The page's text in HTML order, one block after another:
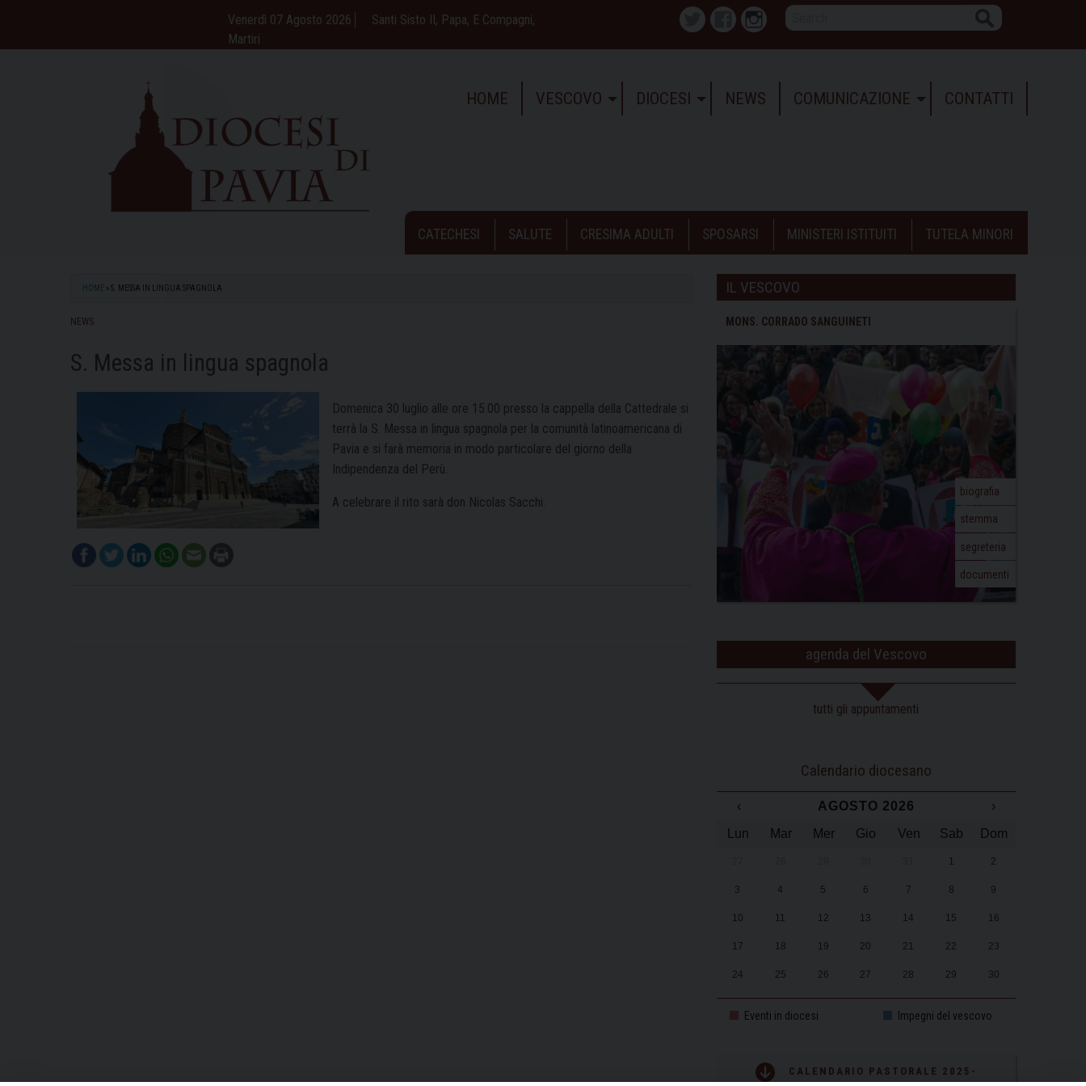
content
Venerdì 07 Agosto 2026
Santi Sisto II, Papa, E Compagni,
Martiri
Twitter FacebookInstagram
HOME VESCOVO DIOCESI NEWS COMUNICAZIONE CONTATTI
CATECHESI SALUTE CRESIMA ADULTI SPOSARSI MINISTERI ISTITUITI TUTELA MINORI
HOME » S. MESSA IN LINGUA SPAGNOLA
NEWS
S. Messa in lingua spagnola
Domenica 30 luglio alle ore 15.00 presso la cappella della Cattedrale si
terrà la S. Messa in lingua spagnola per la comunità latinoamericana di
Pavia e si farà memoria in modo particolare del giorno della
Indipendenza del Perù.
A celebrare il rito sarà don Nicolas Sacchi.
IL VESCOVO
MONS. CORRADO SANGUINETI
biografia
stemma
segreteria
documenti
agenda del Vescovo
tutti gli appuntamenti
Calendario diocesano
‹ AGOSTO 2026
›
Lun
Mar Mer Gio Ven Sab Dom
1 2
3 4 5 6 7 8 9
10 11 12 13 14 15 16
17 18 19 20 21 22 23
24 25 26 27 28 29 30
Eventi in diocesi Impegni del vescovo
CALENDARIO PASTORALE 2025-